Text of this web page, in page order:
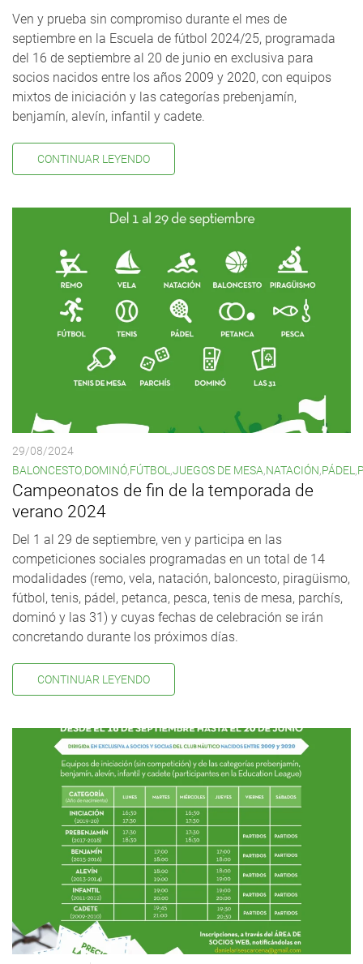
Ven y prueba sin compromiso durante el mes de
septiembre en la Escuela de fútbol 2024/25, programada
del 16 de septiembre al 20 de junio en exclusiva para
socios nacidos entre los años 2009 y 2020, con equipos
mixtos de iniciación y las categorías prebenjamín,
benjamín, alevín, infantil y cadete.
CONTINUAR LEYENDO
29/08/2024
BALONCESTO DOMINÓ FÚTBOL JUEGOS DE MESA NATACIÓN PÁDEL
Campeonatos de fin de la temporada de
verano 2024
Del 1 al 29 de septiembre, ven y participa en las
competiciones sociales programadas en un total de 14
modalidades (remo, vela, natación, baloncesto, piragüismo,
fútbol, tenis, pádel, petanca, pesca, tenis de mesa, parchís,
dominó y las 31) y cuyas fechas de celebración se irán
concretando durante los próximos días.
CONTINUAR LEYENDO